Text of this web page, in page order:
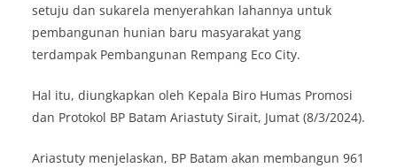
setuju dan sukarela menyerahkan lahannya untuk
pembangunan hunian baru masyarakat yang
terdampak Pembangunan Rempang Eco City.
Hal itu, diungkapkan oleh Kepala Biro Humas Promosi
dan Protokol BP Batam Ariastuty Sirait, Jumat (8/3/2024).
Ariastuty menjelaskan, BP Batam akan membangun 961